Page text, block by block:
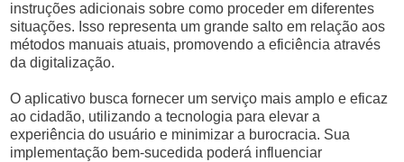
instruções adicionais sobre como proceder em diferentes
situações. Isso representa um grande salto em relação aos
métodos manuais atuais, promovendo a eficiência através
da digitalização.
O aplicativo busca fornecer um serviço mais amplo e eficaz
ao cidadão, utilizando a tecnologia para elevar a
experiência do usuário e minimizar a burocracia. Sua
implementação bem-sucedida poderá influenciar